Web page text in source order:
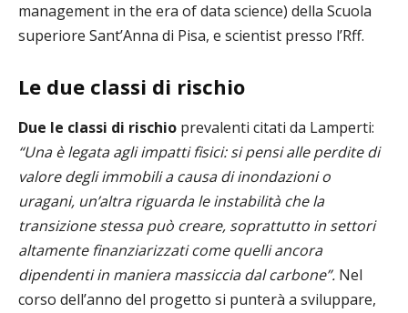
management in the era of data science) della Scuola
superiore Sant’Anna di Pisa, e scientist presso l’Rff.
Le due classi di rischio
Due le classi di rischio prevalenti citati da Lamperti:
“Una è legata agli impatti fisici: si pensi alle perdite di
valore degli immobili a causa di inondazioni o
uragani, un’altra riguarda le instabilità che la
transizione stessa può creare, soprattutto in settori
altamente finanziarizzati come quelli ancora
dipendenti in maniera massiccia dal carbone”. Nel
corso dell’anno del progetto si punterà a sviluppare,